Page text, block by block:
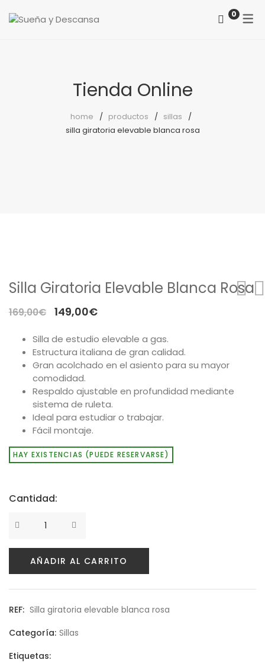
PREGUNTAS FRECUENTES
Mesas
Sofás
Dormitorios
ÚTILES
Tu cuenta
Carro de la compra
Condiciones de compra
Política de cookies
0
Tienda Online
home productos
sillas
silla giratoria elevable blanca rosa
Silla Giratoria Elevable Blanca Rosa
169,00€
El
original
era:
169,00€.
149,00€El
actual
es:
Silla de estudio elevable a gas.
Estructura italiana de gran calidad.
Gran acolchado en el asiento para su mayor
comodidad.
Respaldo ajustable en profundidad mediante
sistema de ruleta.
Ideal para estudiar o trabajar.
Fácil montaje.
HAY EXISTENCIAS (PUEDE RESERVARSE)
Cantidad:
AÑADIR AL CARRITO
REF: Silla giratoria elevable blanca rosa
Categoría: Sillas
Etiquetas: